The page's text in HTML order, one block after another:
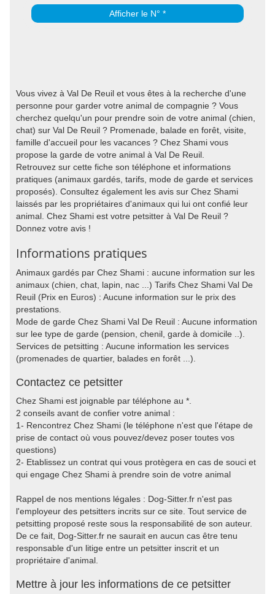
Afficher le N° *
Vous vivez à Val De Reuil et vous êtes à la recherche d'une
personne pour garder votre animal de compagnie ? Vous
cherchez quelqu'un pour prendre soin de votre animal (chien,
chat) sur Val De Reuil ? Promenade, balade en forêt, visite,
famille d'accueil pour les vacances ? Chez Shami vous
propose la garde de votre animal à Val De Reuil.
Retrouvez sur cette fiche son téléphone et informations
pratiques (animaux gardés, tarifs, mode de garde et services
proposés). Consultez également les avis sur Chez Shami
laissés par les propriétaires d'animaux qui lui ont confié leur
animal. Chez Shami est votre petsitter à Val De Reuil ?
Donnez votre avis !
Informations pratiques
Animaux gardés par Chez Shami : aucune information sur les
animaux (chien, chat, lapin, nac ...) Tarifs Chez Shami Val De
Reuil (Prix en Euros) : Aucune information sur le prix des
prestations.
Mode de garde Chez Shami Val De Reuil : Aucune information
sur lee type de garde (pension, chenil, garde à domicile ..).
Services de petsitting : Aucune information les services
(promenades de quartier, balades en forêt ...).
Contactez ce petsitter
Chez Shami est joignable par téléphone au *.
2 conseils avant de confier votre animal :
1- Rencontrez Chez Shami (le téléphone n'est que l'étape de
prise de contact où vous pouvez/devez poser toutes vos
questions)
2- Etablissez un contrat qui vous protègera en cas de souci et
qui engage Chez Shami à prendre soin de votre animal
Rappel de nos mentions légales : Dog-Sitter.fr n'est pas
l'employeur des petsitters incrits sur ce site. Tout service de
petsitting proposé reste sous la responsabilité de son auteur.
De ce fait, Dog-Sitter.fr ne saurait en aucun cas être tenu
responsable d'un litige entre un petsitter inscrit et un
propriétaire d'animal.
Mettre à jour les informations de ce petsitter